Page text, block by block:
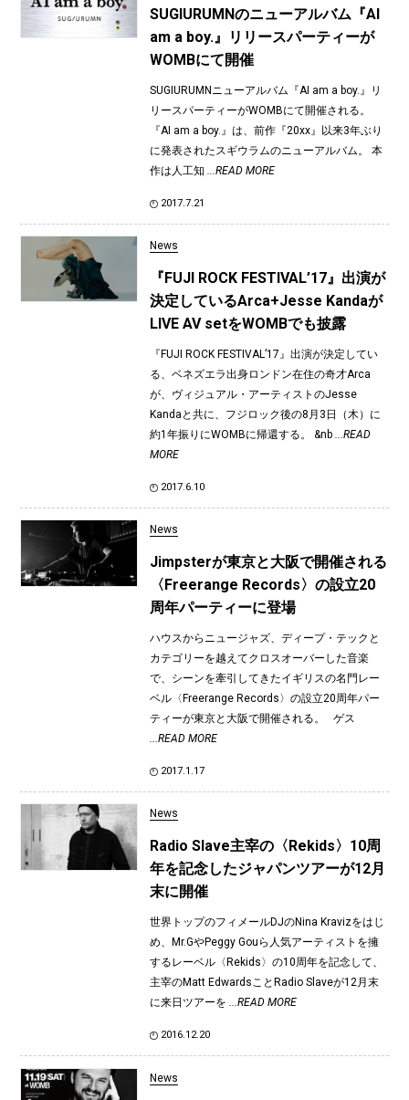
SUGIURUMNのニューアルバム『AI
am a boy.』リリースパーティーが
WOMBにて開催
SUGIURUMNニューアルバム『AI am a boy.』リ
リースパーティーがWOMBにて開催される。
『AI am a boy.』は、前作『20xx』以来3年ぶり
に発表されたスギウラムのニューアルバム。 本
作は人工知
...READ MORE
2017.7.21
News
『FUJI ROCK FESTIVAL’17』出演が
決定しているArca+Jesse Kandaが
LIVE AV setをWOMBでも披露
『FUJI ROCK FESTIVAL’17』出演が決定してい
る、ベネズエラ出身ロンドン在住の奇才Arca
が、ヴィジュアル・アーティストのJesse
Kandaと共に、フジロック後の8月3日（木）に
約1年振りにWOMBに帰還する。 &nb ...READ
MORE
2017.6.10
News
Jimpsterが東京と大阪で開催される
〈Freerange Records〉の設立20
周年パーティーに登場
ハウスからニュージャズ、ディープ・テックと
カテゴリーを越えてクロスオーバーした音楽
で、シーンを牽引してきたイギリスの名門レー
ベル〈Freerange Records〉の設立20周年パー
ティーが東京と大阪で開催される。 ゲス
...READ MORE
2017.1.17
News
Radio Slave主宰の〈Rekids〉10周
年を記念したジャパンツアーが12月
末に開催
世界トップのフィメールDJのNina Kravizをはじ
め、Mr.GやPeggy Gouら人気アーティストを擁
するレーベル〈Rekids〉の10周年を記念して、
主宰のMatt EdwardsことRadio Slaveが12月末
に来日ツアーを ...READ MORE
2016.12.20
News